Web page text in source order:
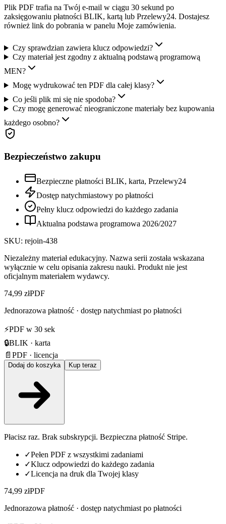
Plik PDF trafia na Twój e-mail w ciągu 30 sekund po
zaksięgowaniu płatności BLIK, kartą lub Przelewy24. Dostajesz
również link do pobrania w panelu Moje zamówienia.
Czy sprawdzian zawiera klucz odpowiedzi?
Czy materiał jest zgodny z aktualną podstawą programową
MEN?
Mogę wydrukować ten PDF dla całej klasy?
Co jeśli plik mi się nie spodoba?
Czy mogę generować nieograniczone materiały bez kupowania
każdego osobno?
Bezpieczeństwo zakupu
Bezpieczne płatności BLIK, karta, Przelewy24
Dostęp natychmiastowy po płatności
Pełny klucz odpowiedzi do każdego zadania
Aktualna podstawa programowa 2026/2027
SKU: rejoin-438
Niezależny materiał edukacyjny. Nazwa serii została wskazana
wyłącznie w celu opisania zakresu nauki. Produkt nie jest
oficjalnym materiałem wydawcy.
74,99 złPDF
Jednorazowa płatność · dostęp natychmiast po płatności
⚡PDF w 30 sek
🔒BLIK · karta
📄 PDF · licencja
Dodaj do koszyka Kup teraz
Płacisz raz. Brak subskrypcji. Bezpieczna płatność Stripe.
✓Pełen PDF z wszystkimi zadaniami
✓Klucz odpowiedzi do każdego zadania
✓Licencja na druk dla Twojej klasy
74,99 złPDF
Jednorazowa płatność · dostęp natychmiast po płatności